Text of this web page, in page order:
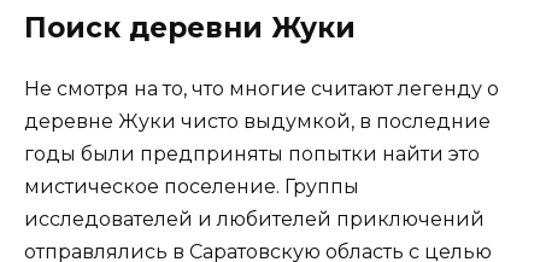
Поиск деревни Жуки
Не смотря на то, что многие считают легенду о
деревне Жуки чисто выдумкой, в последние
годы были предприняты попытки найти это
мистическое поселение. Группы
исследователей и любителей приключений
отправлялись в Саратовскую область с целью